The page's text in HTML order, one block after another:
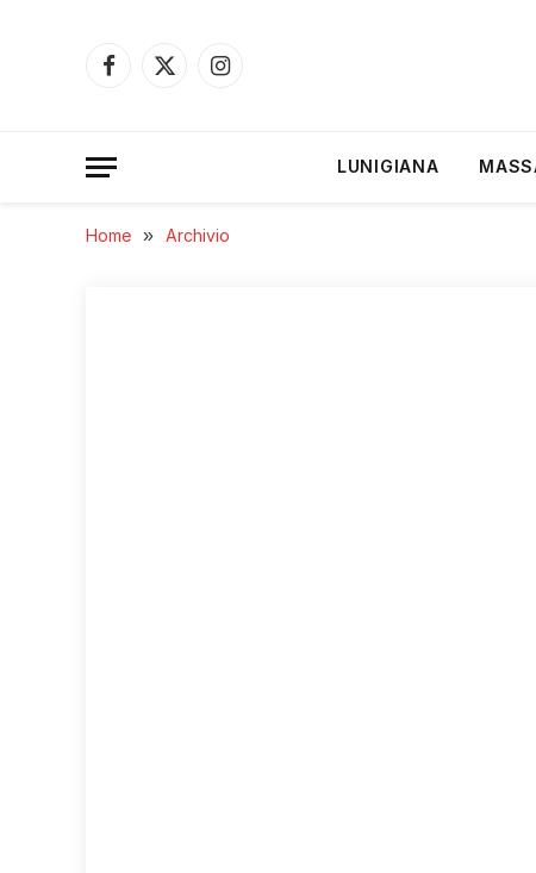
Facebook
X
Instagram
LUNIGIANA
Home » Archivio